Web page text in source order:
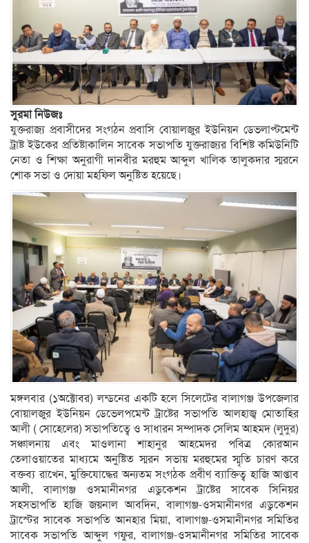
সুরমা নিউজঃ
যুক্তরাজ্য প্রবাসীদের সংগঠন প্রবাসি বোয়ালজুর ইউনিয়ন ডেভলাপ্টমেন্ট
ট্রাষ্ট ইউকের প্রতিষ্টাকালিন সাবেক সভাপতি যুক্তরাজ্যর বিশিষ্ট কমিউনিটি
নেতা ও শিক্ষা অনুরাগী দানবীর মরহুম আব্দুল খালিক তালুকদার স্মরনে
শোক সভা ও দোয়া মহফিল অনুষ্টিত হয়েছে।
মঙ্গলবার (১অক্টোবর) লন্ডনের একটি হলে সিলেটের বালাগঞ্জ উপজেলার
বোয়ালজুর ইউনিয়ন ডেভেলপমেন্ট ট্রাষ্টের সভাপতি আলহাজ্ব মোতাহির
আলী ( সোহেলের) সভাপতিত্বে ও সাধারন সম্পাদক সেলিম আহমদ (লুদুর)
সঞ্চালনায় এবং মাওলানা শাহানুর আহমেদর পবিত্র কোরআন
তেলাওয়াতের মাধ্যমে অনুষ্টিত স্মরন সভায় মরহুমের স্মৃতি চারণ করে
বক্তব্য রাখেন, মুক্তিযোদ্ধের অন্যতম সংগঠক প্রবীণ ব্যাক্তিত্ব হাজি আপ্তাব
আলী, বালাগঞ্জ ওসমানীনগর এডুকেশন ট্রাষ্টের সাবেক সিনিয়র
সহসভাপতি হাজি জয়নাল আবদিন, বালাগঞ্জ-ওসমানীনগর এডুকেশন
ট্রাস্টের সাবেক সভাপতি আনহার মিয়া, বালাগঞ্জ-ওসমানীনগর সমিতির
সাবেক সভাপতি আব্দুল গফুর, বালাগঞ্জ-ওসমানীনগর সমিতির সাবেক